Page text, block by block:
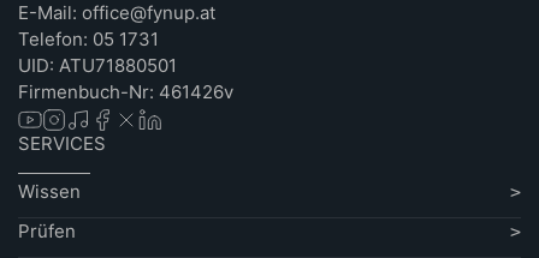
E-Mail: office@fynup.at
Telefon: 05 1731
UID: ATU71880501
Firmenbuch-Nr: 461426v
SERVICES
Wissen
Prüfen